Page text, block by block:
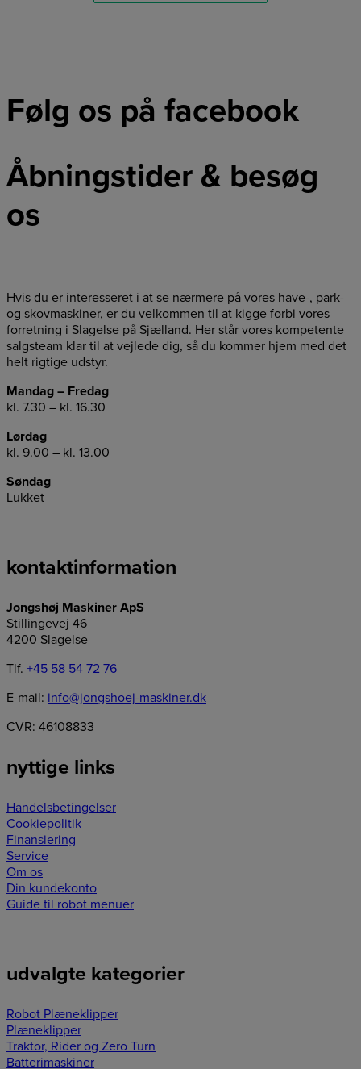
Følg os på facebook
Åbningstider & besøg
os
Hvis du er interesseret i at se nærmere på vores have-, park-
og skovmaskiner, er du velkommen til at kigge forbi vores
forretning i Slagelse på Sjælland. Her står vores kompetente
salgsteam klar til at vejlede dig, så du kommer hjem med det
helt rigtige udstyr.
Mandag – Fredag
kl. 7.30 – kl. 16.30
Lørdag
kl. 9.00 – kl. 13.00
Søndag
Lukket
kontaktinformation
Jongshøj Maskiner ApS
Stillingevej 46
4200 Slagelse
Tlf. +45 58 54 72 76
E-mail: info@jongshoej-maskiner.dk
CVR: 46108833
nyttige links
Handelsbetingelser
Cookiepolitik
Finansiering
Service
Om os
Din kundekonto
Guide til robot menuer
udvalgte kategorier
Robot Plæneklipper
Plæneklipper
Traktor, Rider og Zero Turn
Batterimaskiner